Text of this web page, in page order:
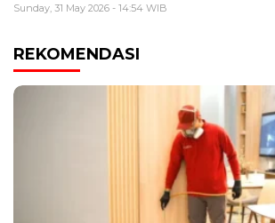
Sunday, 31 May 2026 - 14:54 WIB
REKOMENDASI